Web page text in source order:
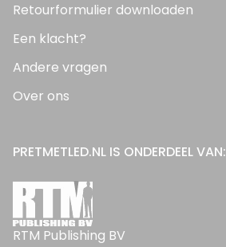
Retourformulier downloaden
Een klacht?
Andere vragen
Over ons
PRETMETLED.NL IS ONDERDEEL VAN:
RTM Publishing BV